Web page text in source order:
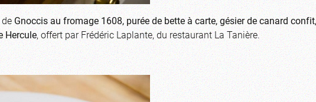
deGnoccis au fromage 1608, purée de bette à carte, gésier de canard confit,
Hercule, offert par Frédéric Laplante, du restaurant La Tanière.